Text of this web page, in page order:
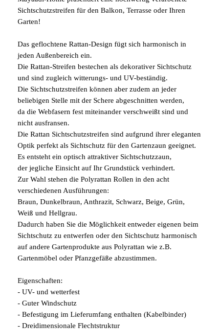
Sichtschutzstreifen für den Balkon, Terrasse oder Ihren
Garten!
Das geflochtene Rattan-Design fügt sich harmonisch in
jeden Außenbereich ein.
Die Rattan-Streifen bestechen als dekorativer Sichtschutz
und sind zugleich witterungs- und UV-beständig.
Die Sichtschutzstreifen können aber zudem an jeder
beliebigen Stelle mit der Schere abgeschnitten werden,
da die Webfasern fest miteinander verschweißt sind und
nicht ausfransen.
Die Rattan Sichtschutzstreifen sind aufgrund ihrer eleganten
Optik perfekt als Sichtschutz für den Gartenzaun geeignet.
Es entsteht ein optisch attraktiver Sichtschutzzaun,
der jegliche Einsicht auf Ihr Grundstück verhindert.
Zur Wahl stehen die Polyrattan Rollen in den acht
verschiedenen Ausführungen:
Braun, Dunkelbraun, Anthrazit, Schwarz, Beige, Grün,
Weiß und Hellgrau.
Dadurch haben Sie die Möglichkeit entweder eigenen beim
Sichtschutz zu entwerfen oder den Sichtschutz harmonisch
auf andere Gartenprodukte aus Polyrattan wie z.B.
Gartenmöbel oder Pfanzgefäße abzustimmen.
Eigenschaften:
- UV- und wetterfest
- Guter Windschutz
- Befestigung im Lieferumfang enthalten (Kabelbinder)
- Dreidimensionale Flechtstruktur